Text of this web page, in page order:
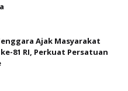
Ajak Masyarakat
81 RI, Perkuat Persatuan